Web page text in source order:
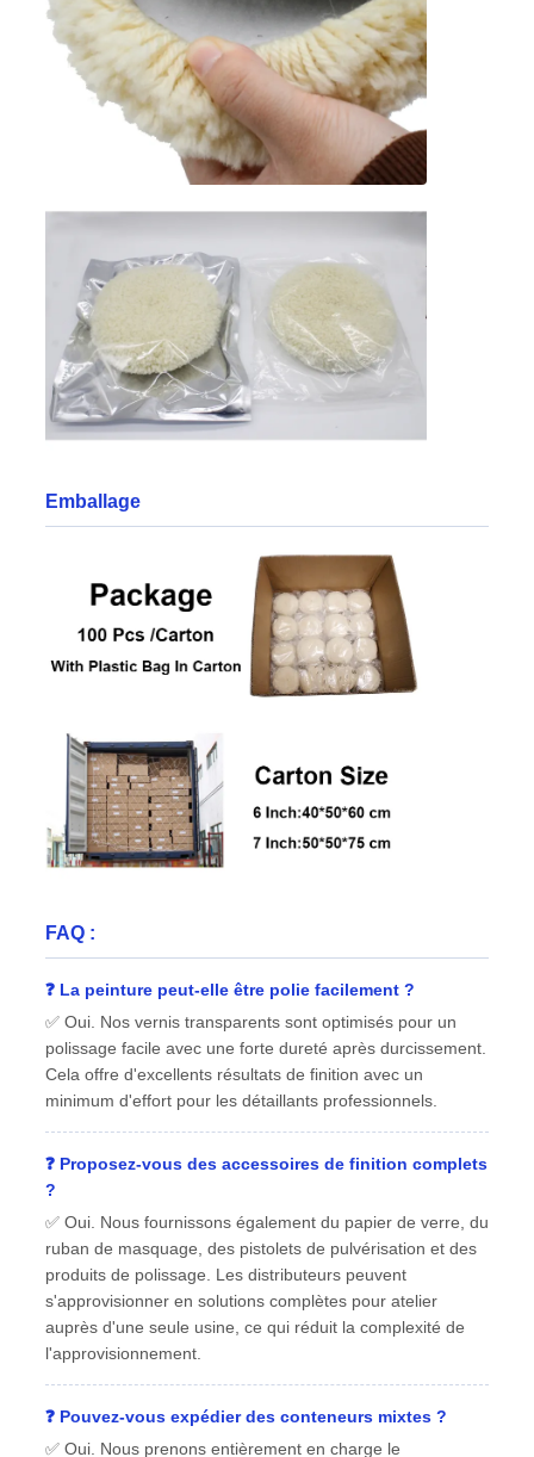
Emballage
FAQ :
❓ La peinture peut-elle être polie facilement ?
✅ Oui. Nos vernis transparents sont optimisés pour un
polissage facile avec une forte dureté après durcissement.
Cela offre d'excellents résultats de finition avec un
minimum d'effort pour les détaillants professionnels.
❓ Proposez-vous des accessoires de finition complets
?
✅ Oui. Nous fournissons également du papier de verre, du
ruban de masquage, des pistolets de pulvérisation et des
produits de polissage. Les distributeurs peuvent
s'approvisionner en solutions complètes pour atelier
auprès d'une seule usine, ce qui réduit la complexité de
l'approvisionnement.
❓ Pouvez-vous expédier des conteneurs mixtes ?
✅ Oui. Nous prenons entièrement en charge le